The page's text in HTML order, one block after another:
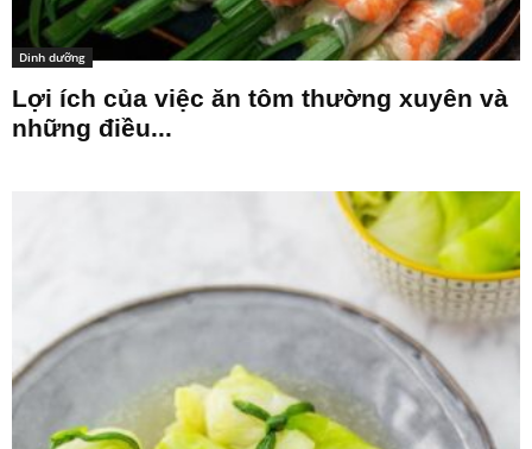
Dinh dưỡng
Lợi ích của việc ăn tôm thường xuyên và
những điều...